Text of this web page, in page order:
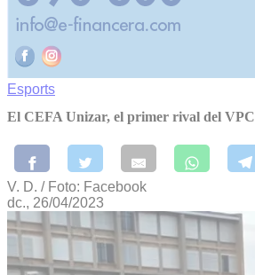
Esports
El CEFA Unizar, el primer rival del VPC
V. D. / Foto: Facebook
dc., 26/04/2023